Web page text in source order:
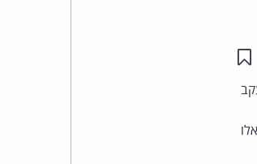
עמוד זה
שמור ב"תכנים שלי"